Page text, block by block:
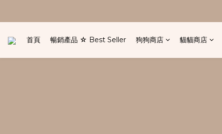
首頁 暢銷產品 ☆ Best Seller 狗狗商店 貓貓商店